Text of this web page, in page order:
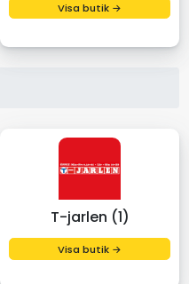
Visa butik →
T-jarlen (1)
Visa butik →